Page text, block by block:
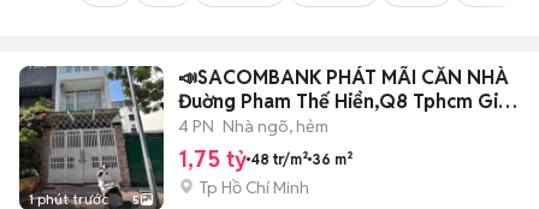
1 phút trước 5
📣SACOMBANK PHÁT MÃI CĂN NHÀ
Đuờng Pham Thế Hiển,Q8 Tphcm Giá
1tỷ750
4 PN Nhà ngõ, hẻm
1,75 tỷ 48 tr/m² 36 m²
Tp Hồ Chí Minh